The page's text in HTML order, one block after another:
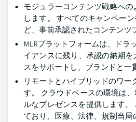
モジュラーコンテンツ戦略へ
します。 すべてのキャンペー
ど、事前承認されたコンテンツ
MLRプラットフォームは、ド
イアンスに残り、承認の納期
スをサポートし、ブランドと一
リモートとハイブリッドのワ
す。 クラウドベースの環境は
ルなプレゼンスを提供します
ており、医療、法律、規制当局